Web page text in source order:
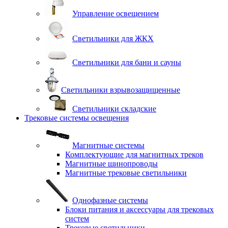
Управление освещением
Светильники для ЖКХ
Светильники для бани и сауны
Светильники взрывозащищенные
Светильники складские
Трековые системы освещения
Магнитные системы
Комплектующие для магнитных треков
Магнитные шинопроводы
Магнитные трековые светильники
Однофазные системы
Блоки питания и аксессуары для трековых
систем